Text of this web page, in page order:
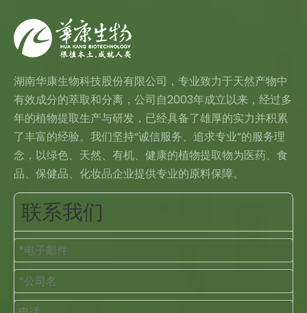
湖南华康生物科技股份有限公司，专业致力于天然产物中
有效成分的萃取和分离，公司自2003年成立以来，经过多
年的植物提取生产与研发，已经具备了雄厚的实力并积累
了丰富的经验。我们坚持“诚信服务、追求专业”的服务理
念，以绿色、天然、有机、健康的植物提取物为医药、食
品、保健品、化妆品企业提供专业的原料保障。
联系我们